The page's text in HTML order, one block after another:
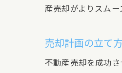
産売却がよりスムー
売却計画の立て
不動産売却を成功